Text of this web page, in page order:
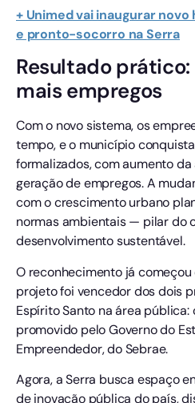
+ Unimed vai inaugurar
e pronto-socorro na Serra
Resultado
mais empregos
Com o novo sistema, os
tempo, e o município
formalizados, com aumento
geração de empregos. A
com o crescimento urbano
normas ambientais — pilar do
desenvolvimento sustentável.
O reconhecimento já
projeto foi vencedor dos dois
Espírito Santo na área pública:
promovido pelo Governo do
Empreendedor, do Sebrae.
Agora, a Serra busca espaço
de inovação pública do país,